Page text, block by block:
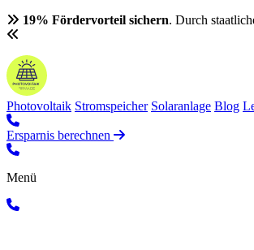
19% Fördervorteil sichern. Durch
Photovoltaik Stromspeicher Solaranlage Blog
Ersparnis berechnen
Menü